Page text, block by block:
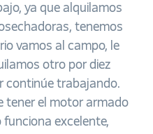
ya que alquilamos
tenemos
vamos al campo, le
otro por diez
continúe trabajando.
tener el motor armado
funciona excelente,